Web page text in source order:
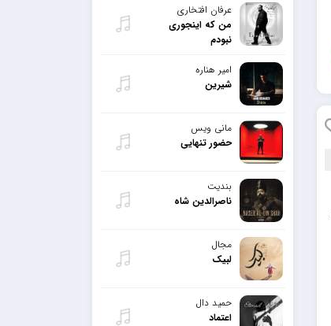
عرفان افتخاری
من که اینجوری
نبودم
امیر هناره
شیرین
مانی ویس
حضور تنهایی
بندیت
ناصرالدین شاه
مجال
لبیک
حمید دال
اعتماد